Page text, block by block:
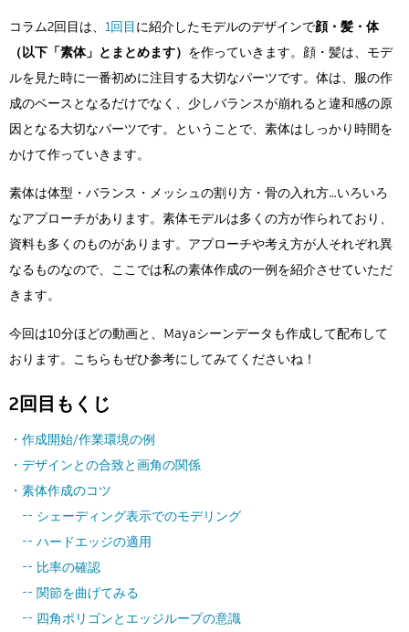
注目のキーワード
インディー版
3DCGとは
ゲーム開発
建築・製造
アニメ
教育機関・学生
Flow Production Tracking（旧ShotGrid）
Flow Studio
コラム2回目は、 1回目に紹介したモデルのデザインで顔・髪・体
（以下「素体」とまとめます） を作っていきます。顔・髪は、モデ
ルを見た時に一番初めに注目する大切なパーツです。体は、服の作
成のベースとなるだけでなく、少しバランスが崩れると違和感の原
因となる大切なパーツです。ということで、素体はしっかり時間を
かけて作っていきます。
素体は体型・バランス・メッシュの割り方・骨の入れ方…いろいろ
なアプローチがあります。素体モデルは多くの方が作られており、
資料も多くのものがあります。アプローチや考え方が人それぞれ異
なるものなので、ここでは私の素体作成の一例を紹介させていただ
きます。
今回は10分ほどの動画と、Mayaシーンデータも作成して配布して
おります。こちらもぜひ参考にしてみてくださいね！
2回目もくじ
・作成開始/作業環境の例
・デザインとの合致と画角の関係
・素体作成のコツ
-- シェーディング表示でのモデリング
-- ハードエッジの適用
-- 比率の確認
-- 関節を曲げてみる
-- 四角ポリゴンとエッジループの意識